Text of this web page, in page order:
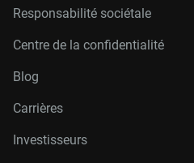
Responsabilité sociétale
Centre de la confidentialité
Blog
Carrières
Investisseurs